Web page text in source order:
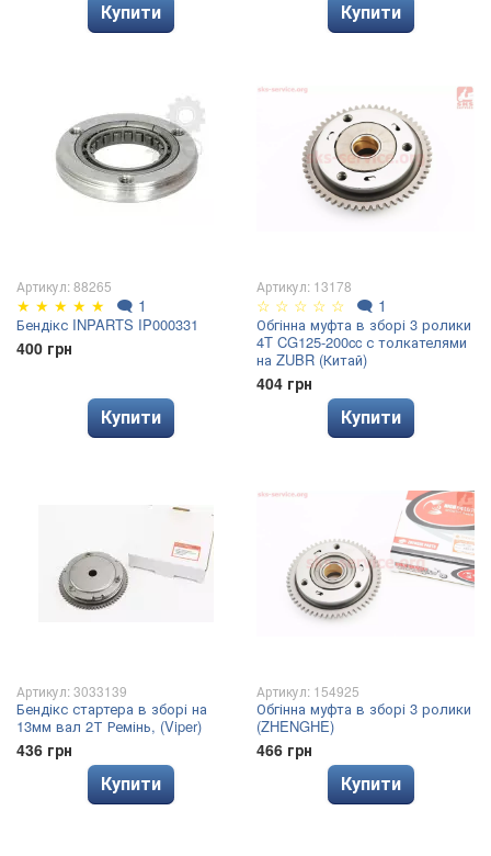
Купити Купити
Артикул: 88265
★ ★ ★ ★ ★ 🗨 1
Бендікс INPARTS IP000331
400 грн
Купити
Артикул: 13178
☆ ☆ ☆ ☆ ☆ 🗨 1
Обгінна муфта в зборі 3 ролики
4T CG125-200cc с толкателями
на ZUBR (Китай)
404 грн
Купити
Артикул: 3033139
Бендікс стартера в зборі на
13мм вал 2Т Ремінь, (Viper)
436 грн
Купити
Артикул: 154925
Обгінна муфта в зборі 3 ролики
(ZHENGHE)
466 грн
Купити